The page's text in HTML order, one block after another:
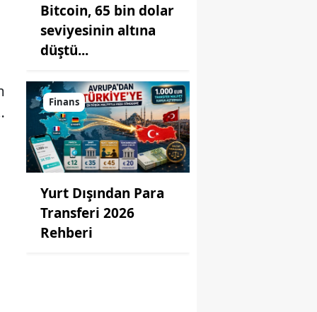
Bitcoin, 65 bin dolar
seviyesinin altına
düştü...
Finans
Yurt Dışından Para
Transferi 2026
Rehberi